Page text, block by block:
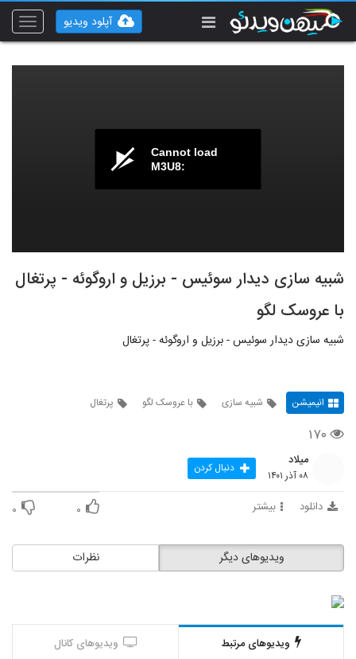
Toggle
آپلود ویدیو
Cannot load
M3U8:
شبیه سازی دیدار سوئیس - برزیل و اروگوئه - پرتغال
با عروسک لگو
شبیه سازی دیدار سوئیس - برزیل و اروگوئه - پرتغال
انیمیشن شبیه سازی با عروسک لگو پرتغال
۱۷۰
میلاد
۰۸ آذر ۱۴۰۱ دنبال کردن
دانلود بیشتر ۰ ۰
نظرات ویدیوهای دیگر
ویدیوهای مرتبط ویدیوهای کانال